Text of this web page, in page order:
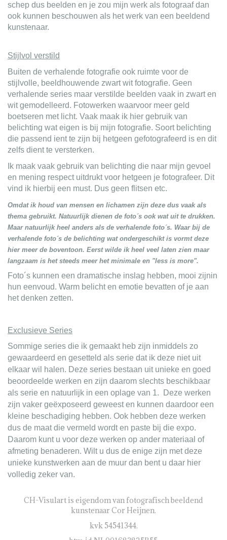
schep dus beelden en je zou mijn werk als fotograaf dan
ook kunnen beschouwen als het werk van een beeldend
kunstenaar.
Stijlvol verstild
Buiten de verhalende fotografie ook ruimte voor de
stijlvolle, beeldhouwende zwart wit fotografie. Geen
verhalende series maar verstilde beelden vaak in zwart en
wit gemodelleerd. Fotowerken waarvoor meer geld
boetseren met licht. Vaak maak ik hier gebruik van
belichting wat eigen is bij mijn fotografie. Soort belichting
die passend ient te zijn bij hetgeen gefotografeerd is en dit
zelfs dient te versterken.
Ik maak vaak gebruik van belichting die naar mijn gevoel
en mening respect uitdrukt voor hetgeen je fotografeer. Dit
vind ik hierbij een must. Dus geen flitsen etc.
Omdat ik houd van mensen en lichamen zijn deze dus vaak als
thema gebruikt. Natuurlijk dienen de foto´s ook wat uit te drukken.
Maar natuurlijk heel anders als de verhalende foto´s. Waar bij de
verhalende foto´s de belichting wat ondergeschikt is vormt deze
hier meer de boventoon. Eerst wilde ik heel veel laten zien maar
langzaam is het steeds meer het minimale en "less is more".
Foto´s kunnen een dramatische inslag hebben, mooi zijnin
hun eenvoud. Warm belicht en emotie bevatten of je aan
het denken zetten.
Exclusieve Series
Sommige series die ik gemaakt heb zijn inmiddels zo
gewaardeerd en gesetteld als serie dat ik deze niet uit
elkaar wil halen. Deze series bestaan uit unieke en goed
beoordeelde werken en zijn daarom slechts beschikbaar
als serie en natuurlijk in een oplage van 1. Deze werken
zijn vaker geëxposeerd geweest en kunnen daardoor een
kleine beschadiging hebben. Ook hebben deze werken
dus de maat die vermeld wordt en paste bij die expo.
Daarom kunt u voor deze werken op ander materiaal of
afmeting benaderen. Wilt u dus de enige zijn met deze
unieke kunstwerken aan de muur dan bent u daar hier
volledig zeker van.
CH-Visulart is eigendom van fotografisch beeldend
kunstenaar Cor Heijnen.
kvk 54541344.